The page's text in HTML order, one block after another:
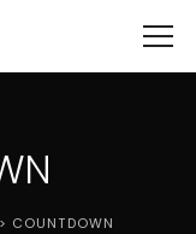
> COUNTDOWN